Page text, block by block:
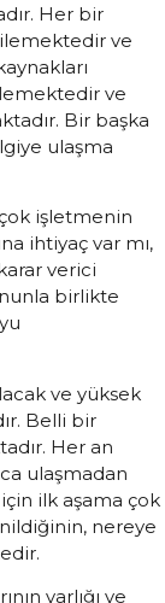
Her bir
ve
ve
Bir başka
ulaşma
çok işletmenin
ihtiyaç var mı,
verici
birlikte
ve yüksek
Belli bir
Her an
ulaşmadan
ilk aşama çok
nereye
varlığı ve